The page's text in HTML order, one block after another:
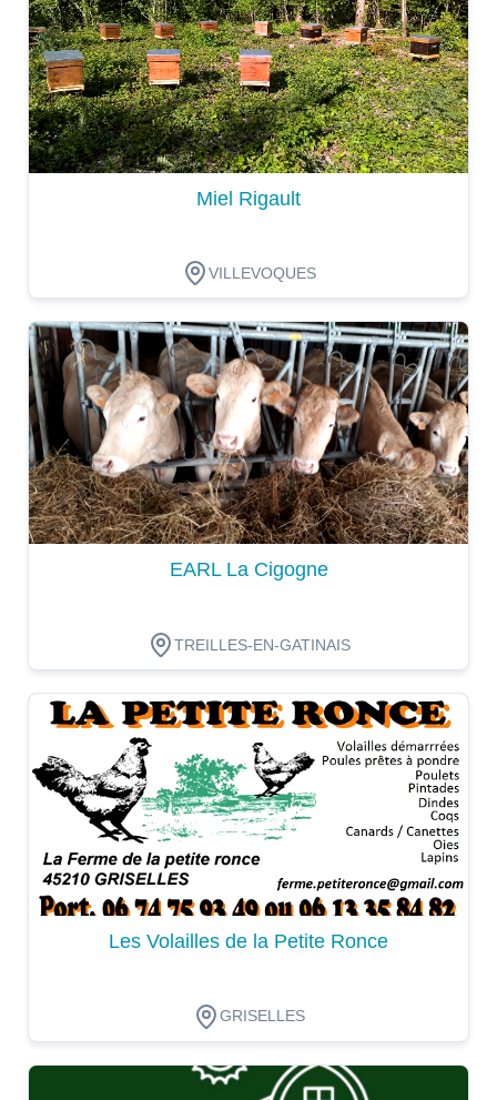
Miel Rigault
VILLEVOQUES
Dégustation
EARL La Cigogne
TREILLES-EN-GATINAIS
Dégustation
Les Volailles de la Petite Ronce
GRISELLES